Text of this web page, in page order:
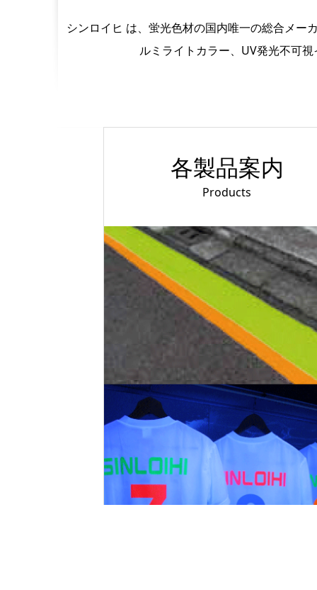
シンロイヒ は、蛍光色材の国内唯一の総合メー
ルミライトカラー、UV発光不可
各製品案内
Products